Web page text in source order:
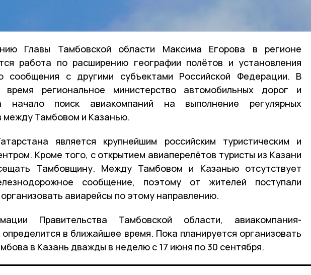
Главы Тамбовской области Максима Егорова в регионе
работа по расширению географии полётов и установления
сообщения с другими субъектами Российской Федерации. В
время региональное министерство автомобильных дорог и
начало поиск авиакомпаний на выполнение регулярных
между Тамбовом и Казанью.
является крупнейшим российским туристическим и
Кроме того, с открытием авиаперелётов туристы из Казани
Тамбовщину. Между Тамбовом и Казанью отсутствует
сообщение, поэтому от жителей поступали
авиарейсы по этому направлению.
Правительства Тамбовской области, авиакомпания-
определится в ближайшее время. Пока планируется организовать
в Казань дважды в неделю с 17 июня по 30 сентября.